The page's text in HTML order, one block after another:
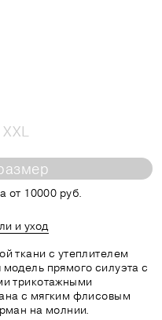
XXL
от 10000 руб.
и уход
ткани с утеплителем
прямого силуэта с
трикотажными
с мягким флисовым
на молнии.